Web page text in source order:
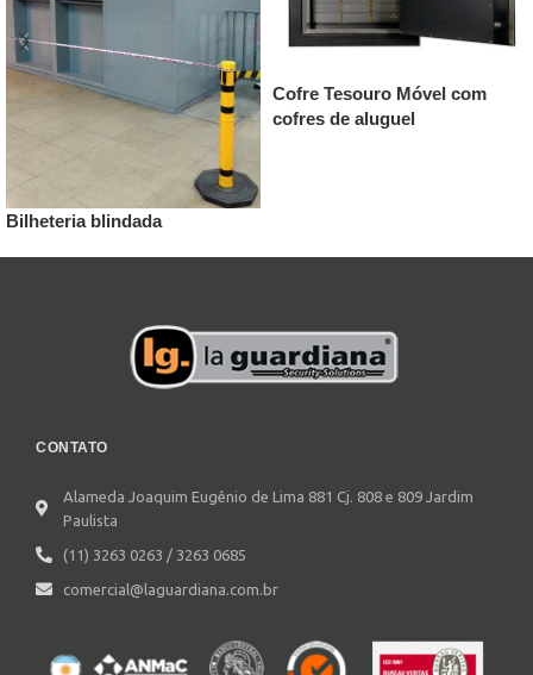
Bilheteria blindada
Cofre Tesouro Móvel com
cofres de aluguel
CONTATO
Alameda Joaquim Eugênio de Lima 881 Cj. 808 e 809 Jardim
Paulista
(11) 3263 0263 / 3263 0685
comercial@laguardiana.com.br